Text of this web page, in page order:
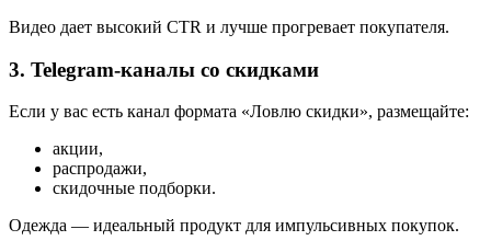
Видео дает высокий CTR и лучше прогревает покупателя.
3. Telegram-каналы со скидками
Если у вас есть канал формата «Ловлю скидки», размещайте:
акции,
распродажи,
скидочные подборки.
Одежда — идеальный продукт для импульсивных покупок.